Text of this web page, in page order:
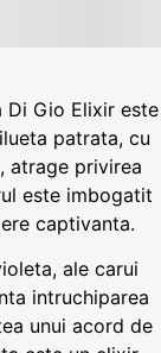
Di Gio Elixir este
patrata, cu
atrage privirea
este imbogatit
captivanta.
ale carui
intruchiparea
unui acord de